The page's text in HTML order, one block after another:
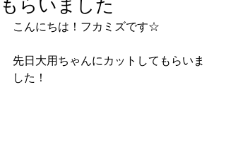
もらいました
こんにちは！フカミズです☆
先日大用ちゃんにカットしてもらいま
した！